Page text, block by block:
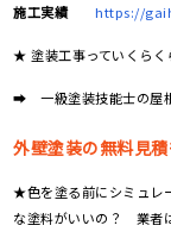
施工実績 https://
★ 塗装工事っていくらく
➡ 一級塗装技能士の屋
外壁塗装の無料見積
★色を塗る前にシミュレ
な塗料がいいの？ 業者